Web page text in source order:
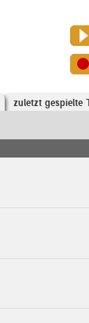
zuletzt gespielte